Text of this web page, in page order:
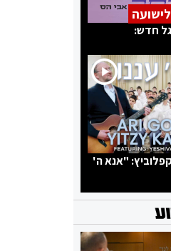
חדש:
קפלוביץ: "אנא ה'